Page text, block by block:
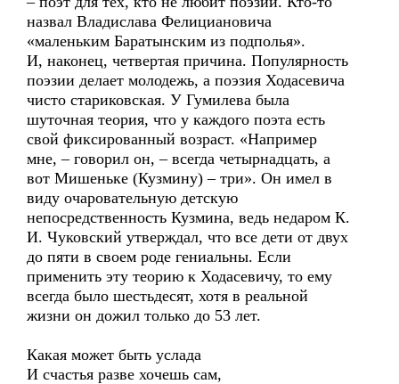
назвал Владислава Фелициановича
«маленьким Баратынским из подполья».
И, наконец, четвертая причина. Популярность
поэзии делает молодежь, а поэзия Ходасевича
чисто стариковская. У Гумилева была
шуточная теория, что у каждого поэта есть
свой фиксированный возраст. «Например
мне, – говорил он, – всегда четырнадцать, а
вот Мишеньке (Кузмину) – три». Он имел в
виду очаровательную детскую
непосредственность Кузмина, ведь недаром К.
И. Чуковский утверждал, что все дети от двух
до пяти в своем роде гениальны. Если
применить эту теорию к Ходасевичу, то ему
всегда было шестьдесят, хотя в реальной
жизни он дожил только до 53 лет.
Какая может быть услада
И счастья разве хочешь сам,